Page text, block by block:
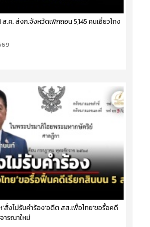
ส.ค. ส่งก.จังหวัดเพิกถอน 5,145 คนเอี่ยวโกง
สั่งไม่รับคำร้อง‘อดีต สส.เพื่อไทย’ขอรื้อคดี
ารณาใหม่